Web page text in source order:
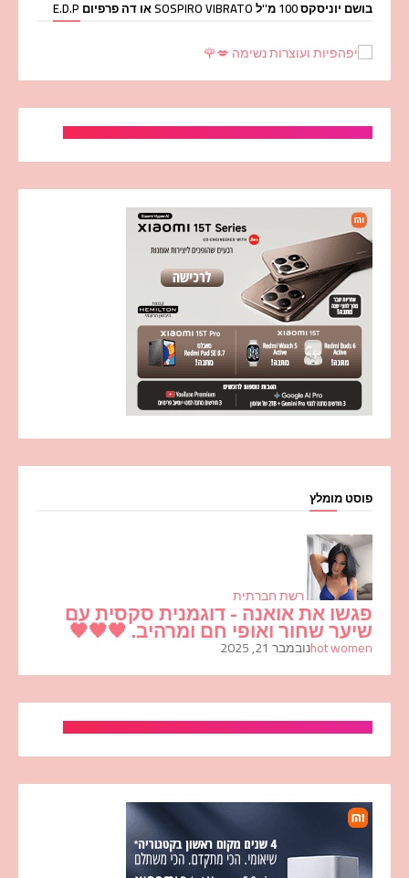
בושם יוניסקס 100 מ''ל SOSPIRO VIBRATO או דה פרפיום E.D.P
פוסט מומלץ
רשת חברתית
פגשו את אואנה - דוגמנית סקסית עם
שיער שחור ואופי חם ומרהיב. 🖤🖤🖤
hot womenנובמבר 21, 2025